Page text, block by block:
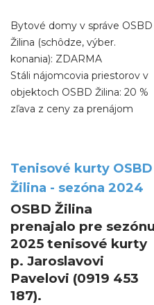
Bytové domy v správe OSBD
Žilina (schôdze, výber.
konania): ZDARMA
Stáli nájomcovia priestorov v
objektoch OSBD Žilina: 20 %
zľava z ceny za prenájom
Tenisové kurty OSBD
Žilina - sezóna 2024
OSBD Žilina
prenajalo pre sezónu
2025 tenisové kurty
p. Jaroslavovi
Pavelovi (0919 453
187).